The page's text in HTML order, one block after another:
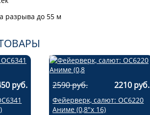
разрыва до 55 м
руб. 2590 руб. 2210 руб.
Фейерверк, салют: ОС6220
Аниме (0,8"х 16)